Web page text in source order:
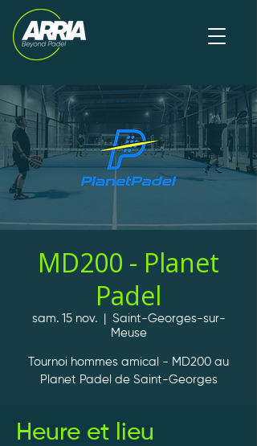
MD200 - Planet
Padel
sam. 15 nov.
  |
Saint-Georges-sur-
Meuse
Tournoi hommes amical - MD200 au
Planet Padel de Saint-Georges
Heure et lieu